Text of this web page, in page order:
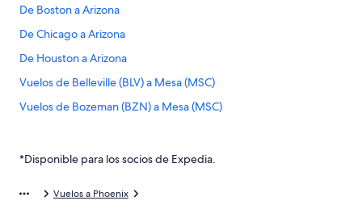
De Boston a Arizona
De Chicago a Arizona
De Houston a Arizona
Vuelos de Belleville (BLV) a Mesa (MSC)
Vuelos de Bozeman (BZN) a Mesa (MSC)
Vuelos de Denver (DEN) a Mesa (MSC)
Vuelos de Ginebra (GVA) a Mesa (MSC)
*Disponible para los socios de Expedia.
Vuelos a Phoenix